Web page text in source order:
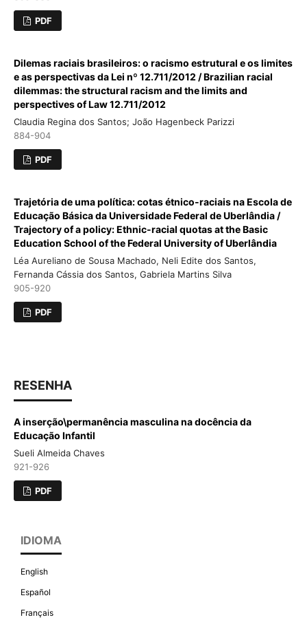
PDF
Dilemas raciais brasileiros: o racismo estrutural e os limites
e as perspectivas da Lei nº 12.711/2012 / Brazilian racial
dilemmas: the structural racism and the limits and
perspectives of Law 12.711/2012
Claudia Regina dos Santos; João Hagenbeck Parizzi
884-904
PDF
Trajetória de uma política: cotas étnico-raciais na Escola de
Educação Básica da Universidade Federal de Uberlândia /
Trajectory of a policy: Ethnic-racial quotas at the Basic
Education School of the Federal University of Uberlândia
Léa Aureliano de Sousa Machado, Neli Edite dos Santos,
Fernanda Cássia dos Santos, Gabriela Martins Silva
905-920
PDF
RESENHA
A inserção\permanência masculina na docência da
Educação Infantil
Sueli Almeida Chaves
921-926
PDF
IDIOMA
English
Español
Français